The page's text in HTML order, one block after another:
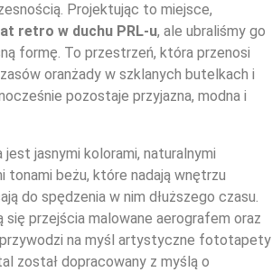
Projektując to miejsce,
retro w duchu PRL-u, ale ubraliśmy go
formę. To przestrzeń, która przenosi
oranżady w szklanych butelkach i
pozostaje przyjazna, modna i
jest jasnymi kolorami, naturalnymi
tonami beżu, które nadają wnętrzu
do spędzenia w nim dłuższego czasu.
się przejścia malowane aerografem oraz
na myśl artystyczne fototapety
został dopracowany z myślą o